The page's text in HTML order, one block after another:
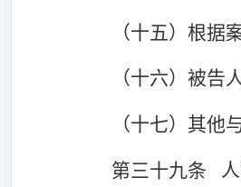
（十五）根
（十六）被告
（十七）其他
第三十九条